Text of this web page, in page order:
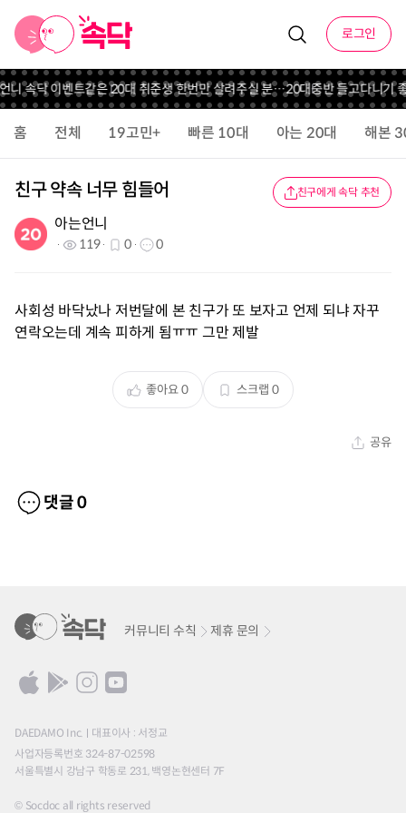
로그인
니 속닥 이벤트같은 20대 취준생 한번만 살려주실 분…20대중반 들고다니기
홈 전체 19고민+ 빠른 10대 아는 20대 해본
친구 약속 너무 힘들어 친구에게 속닥 추천
아는언니
119 0 0
사회성 바닥났나 저번달에 본 친구가 또 보자고 언제 되냐 자꾸
연락오는데 계속 피하게 됨ㅠㅠ 그만 제발
좋아요0 스크랩 0
공유
댓글0
커뮤니티 수칙 제휴 문의
DAEDAMO Inc.
대표이사 : 서정교
사업자등록번호 324-87-02598
서울특별시 강남구 학동로 231, 백영논현센터 7F
© Socdoc all rights reserved